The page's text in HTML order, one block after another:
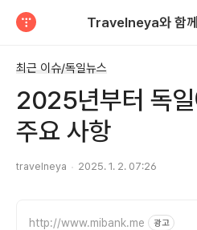
Travelneya와 함
최근 이슈/독일뉴스
2025년부터 독
주요 사항
travelneya 2025. 1. 2. 07:26
http://www.mibank.me 광고